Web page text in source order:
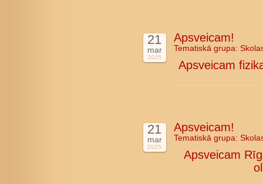
21
mar
2025
Apsveicam!
Tematiskā grupa:
Apsveicam
21
mar
2025
Apsveicam!
Tematiskā grupa:
Apsveicam